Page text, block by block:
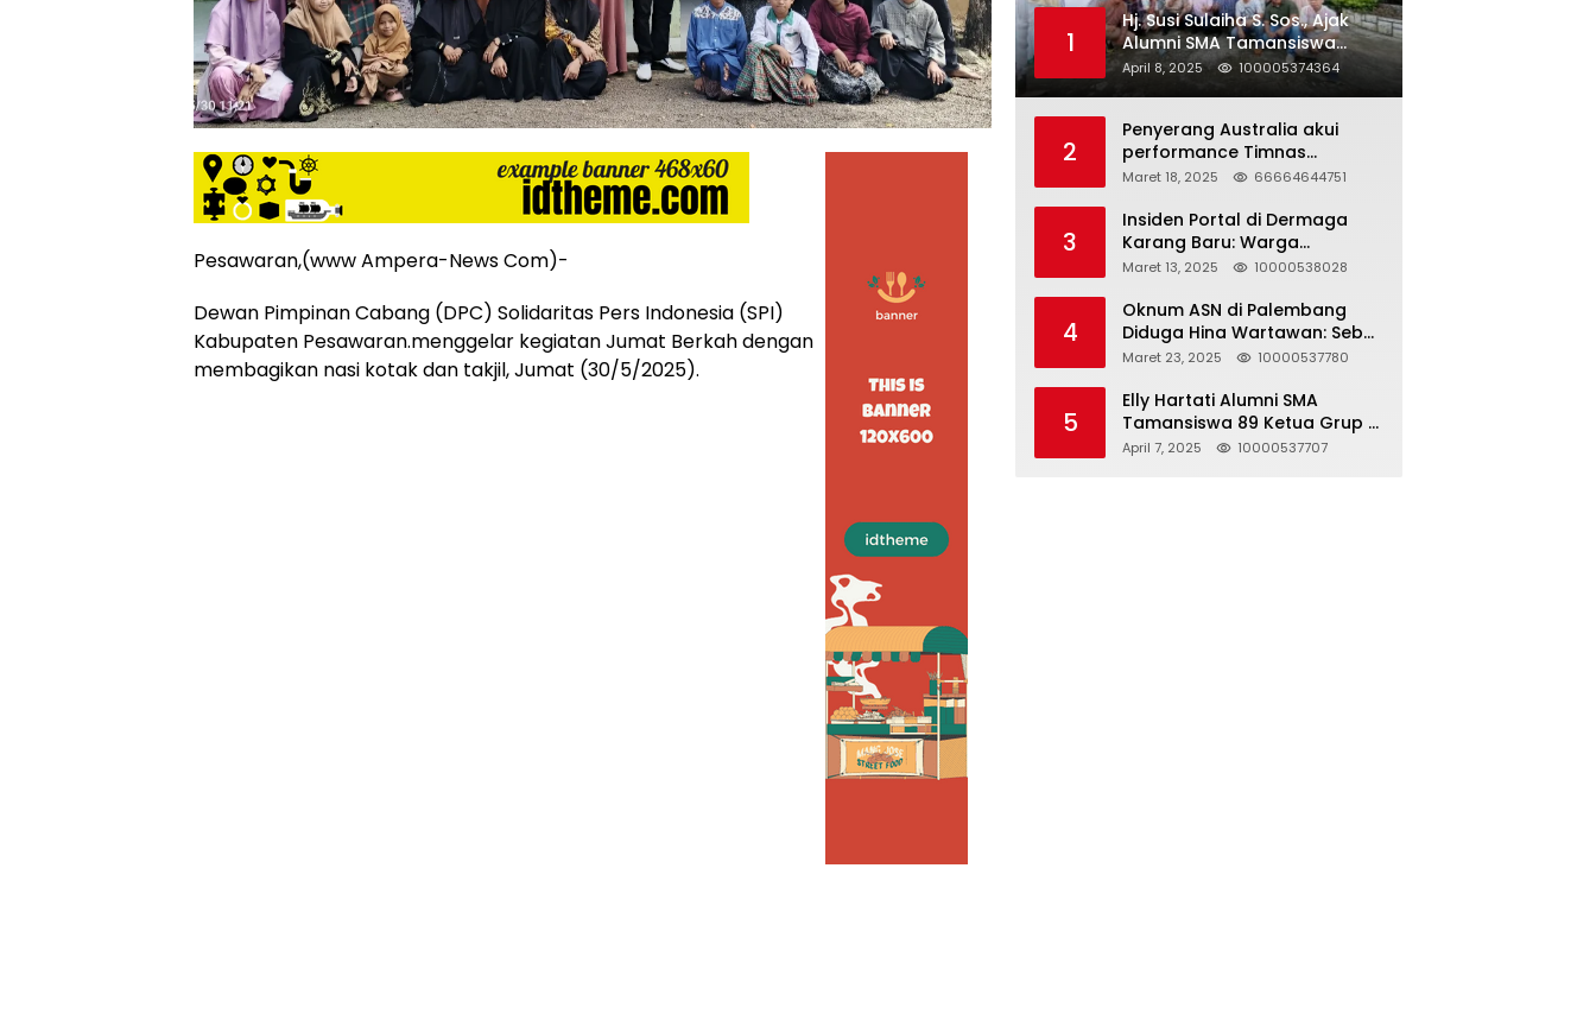
siber
lebih
eksklusif,
bergaya
trendi,
unsur
edukasi,
gaya
hiburan,
dari
SARA,
narkoba
Pesawaran,(www Ampera-News Com)-
Dewan Pimpinan Cabang (DPC) Solidaritas Pers Indonesia (SPI)
Kabupaten Pesawaran.menggelar kegiatan Jumat Berkah dengan
membagikan nasi kotak dan takjil, Jumat (30/5/2025).
1
Hj. Susi Sulaiha S. Sos., Ajak
Alumni SMA Tamansiswa
Palembang Angkatan 91 Halal
Bihalal
April 8, 2025 100005374364
2
Penyerang Australia akui
performance Timnas
Indonesia
Maret 18, 2025 66664644751
3
Insiden Portal di Dermaga
Karang Baru: Warga
Klarifikasi dan Kritik
Akurat
Maret 13, 2025 10000538028
4
Oknum ASN di Palembang
Diduga Hina Wartawan: Sebut
Profesi Jurnalis Hanya
Berujung Dugaan
Pelanggaran UU ITE!
Maret 23, 2025 10000537780
5
Elly Hartati Alumni SMA
Tamansiswa 89 Ketua Grup S
4 Laksanakan Giat
April 7, 2025 10000537707